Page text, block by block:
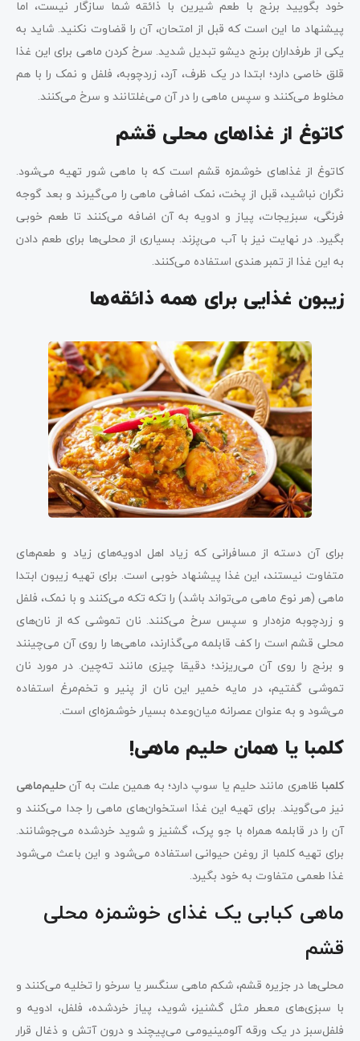
خود بگویید برنج با طعم شیرین با ذائقه شما سازگار نیست، اما
پیشنهاد ما این است که قبل از امتحان، آن را قضاوت نکنید. شاید به
یکی از طرفداران برنج دیشو تبدیل شدید. سرخ کردن ماهی برای این غذا
قلق خاصی دارد؛ ابتدا در یک ظرف، آرد، زردچوبه، فلفل و نمک را با هم
مخلوط می‌کنند و سپس ماهی را در آن می‌غلتانند و سرخ می‌کنند.
کاتوغ از غذاهای محلی قشم
کاتوغ از غذاهای خوشمزه قشم است که با ماهی شور تهیه می‌شود.
نگران نباشید، قبل از پخت، نمک اضافی ماهی را می‌گیرند و بعد گوجه
فرنگی، سبزیجات، پیاز و ادویه به آن اضافه می‌کنند تا طعم خوبی
بگیرد. در نهایت نیز با آب می‌پزند. بسیاری از محلی‌ها برای طعم دادن
به این غذا از تمبر هندی استفاده می‌کنند.
زیبون غذایی برای همه ذائقه‌ها
برای آن دسته از مسافرانی که زیاد اهل ادویه‌های زیاد و طعم‌های
متفاوت نیستند، این غذا پیشنهاد خوبی است. برای تهیه زیبون ابتدا
ماهی (هر نوع ماهی می‌تواند باشد) را تکه تکه می‌کنند و با نمک، فلفل
و زردچوبه مزه‌دار و سپس سرخ می‌کنند. نان تموشی که از نان‌های
محلی قشم است را کف قابلمه می‌گذارند، ماهی‌ها را روی آن می‌چینند
و برنج را روی آن‌ می‌ریزند؛ دقیقا چیزی مانند ته‌چین. در مورد نان
تموشی گفتیم، در مایه خمیر این نان از پنیر و تخم‎‌مرغ استفاده
می‌شود و به عنوان عصرانه میان‌وعده بسیار خوشمزه‌ای است.
کلمبا یا همان حلیم ماهی!
کلمبا ظاهری مانند حلیم یا سوپ دارد؛ به همین علت به آنحلیم‌ماهی
نیز می‌گویند. برای تهیه این غذا استخوان‌های ماهی را جدا می‌کنند و
آن را در قابلمه همراه با جو پرک، گشنیز و شوید خردشده می‌جوشانند.
برای تهیه کلمبا از روغن حیوانی استفاده می‌شود و این باعث می‌شود
غذا طعمی متفاوت به خود بگیرد.
ماهی کبابی یک غذای خوشمزه محلی
قشم
محلی‌ها در جزیره قشم، شکم ماهی سنگسر یا سرخو را تخلیه می‌کنند و
با سبزی‌های معطر مثل گشنیز، شوید، پیاز خردشده، فلفل، ادویه و
فلفل‌سبز در یک ورقه آلومینیومی می‌پیچند و درون آتش و ذغال قرار